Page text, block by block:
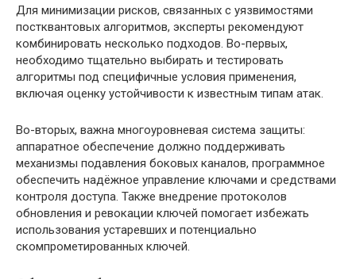
Для минимизации рисков, связанных с уязвимостями
постквантовых алгоритмов, эксперты рекомендуют
комбинировать несколько подходов. Во-первых,
необходимо тщательно выбирать и тестировать
алгоритмы под специфичные условия применения,
включая оценку устойчивости к известным типам атак.
Во-вторых, важна многоуровневая система защиты:
аппаратное обеспечение должно поддерживать
механизмы подавления боковых каналов, программное
обеспечить надёжное управление ключами и средствами
контроля доступа. Также внедрение протоколов
обновления и ревокации ключей помогает избежать
использования устаревших и потенциально
скомпрометированных ключей.